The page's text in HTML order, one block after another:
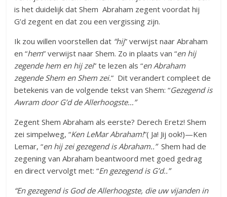
is het duidelijk dat Shem Abraham zegent voordat hij
G’d zegent en dat zou een vergissing zijn.
Ik zou willen voorstellen dat “hij” verwijst naar Abraham
en “hem” verwijst naar Shem. Zo in plaats van “en hij
zegende hem en hij zei” te lezen als “en Abraham
zegende Shem en Shem zei.” Dit verandert compleet de
betekenis van de volgende tekst van Shem: “Gezegend is
Awram door G’d de Allerhoogste…”
Zegent Shem Abraham als eerste? Derech Eretz! Shem
zei simpelweg, “Ken LeMar Abraham!”( Ja! Jij ook!)—Ken
Lemar, “en hij zei gezegend is Abraham..” Shem had de
zegening van Abraham beantwoord met goed gedrag
en direct vervolgt met: “En gezegend is G’d..”
“En gezegend is God de Allerhoogste, die uw vijanden in